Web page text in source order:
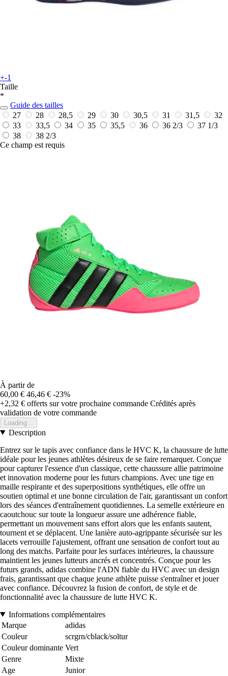
+-1
Taille
*
Guide des tailles
27
28 28,5 29 30 30,5 31 31,5
32
33
33,5 34 35 35,5 36 36 2/3
37 1/3
38
38 2/3
Ce champ est requis
À partir de
60,00 € 46,46 € -23%
+2,32 € offerts sur votre prochaine commande Crédités après
validation de votre commande
Loading...
Description
Entrez sur le tapis avec confiance dans le HVC K, la chaussure de lutte
idéale pour les jeunes athlètes désireux de se faire remarquer. Conçue
pour capturer l'essence d'un classique, cette chaussure allie patrimoine
et innovation moderne pour les futurs champions. Avec une tige en
maille respirante et des superpositions synthétiques, elle offre un
soutien optimal et une bonne circulation de l'air, garantissant un confort
lors des séances d'entraînement quotidiennes. La semelle extérieure en
caoutchouc sur toute la longueur assure une adhérence fiable,
permettant un mouvement sans effort alors que les enfants sautent,
tournent et se déplacent. Une lanière auto-agrippante sécurisée sur les
lacets verrouille l'ajustement, offrant une sensation de confort tout au
long des matchs. Parfaite pour les surfaces intérieures, la chaussure
maintient les jeunes lutteurs ancrés et concentrés. Conçue pour les
futurs grands, adidas combine l'ADN fiable du HVC avec un design
frais, garantissant que chaque jeune athlète puisse s'entraîner et jouer
avec confiance. Découvrez la fusion de confort, de style et de
fonctionnalité avec la chaussure de lutte HVC K.
Informations complémentaires
Marque
adidas
Couleur
scrgrn/cblack/soltur
Couleur dominante Vert
Genre
Mixte
Age
Junior